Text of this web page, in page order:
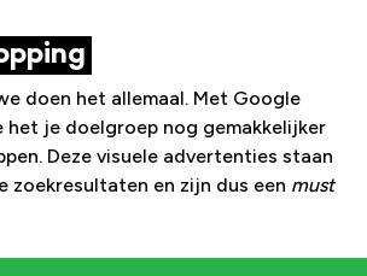
doen het allemaal. Met Google
het je doelgroep nog gemakkelijker
Deze visuele advertenties staan
zoekresultaten en zijn dus een must